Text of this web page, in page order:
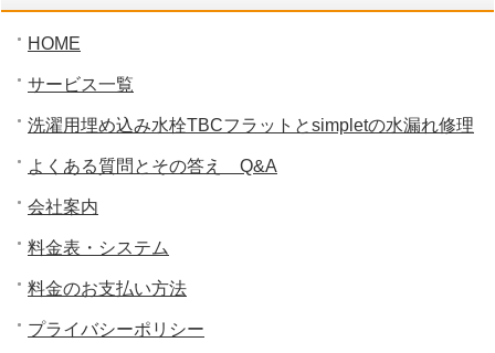
HOME
サービス一覧
洗濯用埋め込み水栓TBCフラットとsimpletの水漏れ修理
よくある質問とその答え Q&A
会社案内
料金表・システム
料金のお支払い方法
プライバシーポリシー